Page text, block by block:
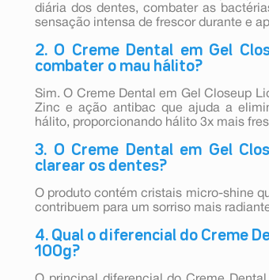
diária dos dentes, combater as
sensação intensa de frescor durante e
2. O Creme Dental em Gel
combater o mau hálito?
Sim. O Creme Dental em Gel Closeup
Zinc e ação antibac que ajuda a
hálito, proporcionando hálito 3x mais
3. O Creme Dental em Gel
clarear os dentes?
O produto contém cristais micro-shine
contribuem para um sorriso mais
4. Qual o diferencial do Creme
100g?